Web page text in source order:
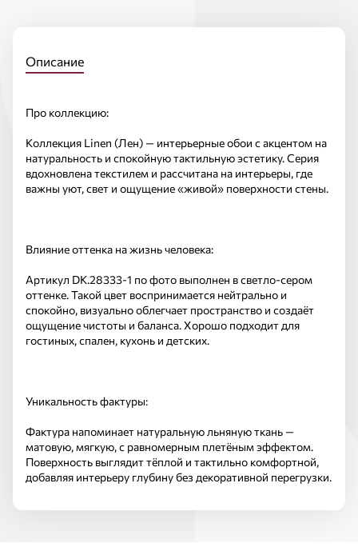
Описание
Про коллекцию:
Коллекция Linen (Лен) — интерьерные обои с акцентом на
натуральность и спокойную тактильную эстетику. Серия
вдохновлена текстилем и рассчитана на интерьеры, где
важны уют, свет и ощущение «живой» поверхности стены.
Влияние оттенка на жизнь человека:
Артикул DK.28333-1 по фото выполнен в светло-сером
оттенке. Такой цвет воспринимается нейтрально и
спокойно, визуально облегчает пространство и создаёт
ощущение чистоты и баланса. Хорошо подходит для
гостиных, спален, кухонь и детских.
Уникальность фактуры:
Фактура напоминает натуральную льняную ткань —
матовую, мягкую, с равномерным плетёным эффектом.
Поверхность выглядит тёплой и тактильно комфортной,
добавляя интерьеру глубину без декоративной перегрузки.